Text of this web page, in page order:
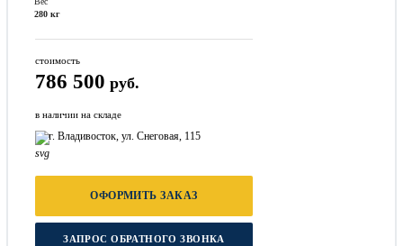
280 кг
стоимость
786 500 руб.
в наличии на складе
г. Владивосток, ул. Снеговая, 115
ОФОРМИТЬ ЗАКАЗ
ЗАПРОС ОБРАТНОГО ЗВОНКА